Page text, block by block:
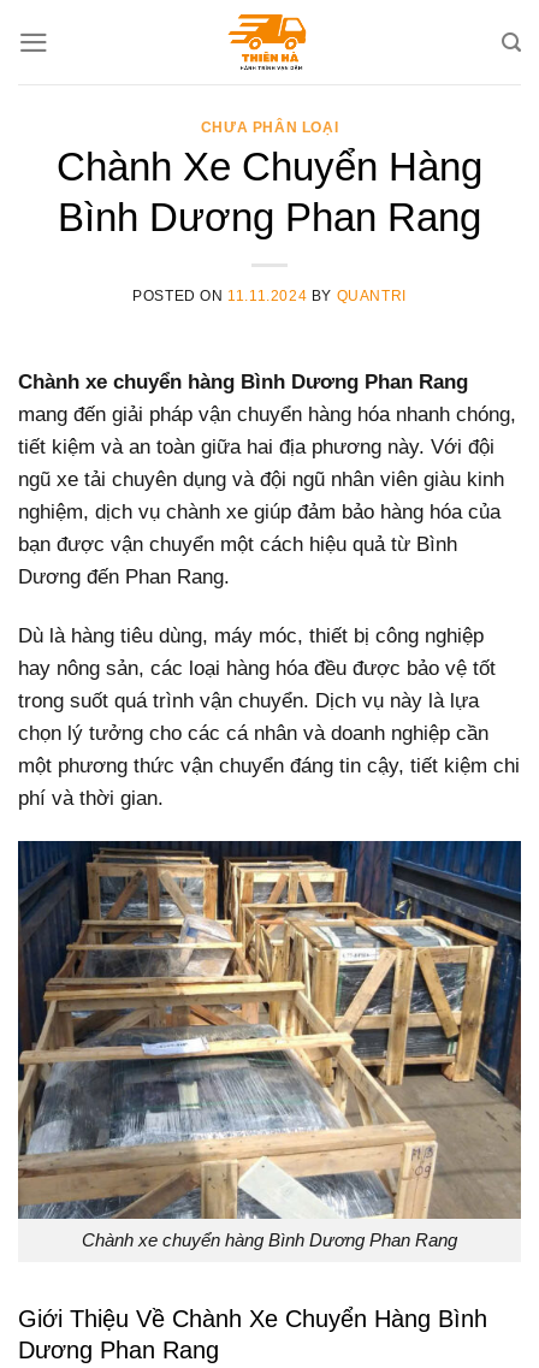
CHƯA PHÂN LOẠI
Chành Xe Chuyển Hàng
Bình Dương Phan Rang
POSTED ON 11.11.2024 BY QUANTRI
Chành xe chuyển hàng Bình Dương Phan Rang
mang đến giải pháp vận chuyển hàng hóa nhanh chóng,
tiết kiệm và an toàn giữa hai địa phương này. Với đội
ngũ xe tải chuyên dụng và đội ngũ nhân viên giàu kinh
nghiệm, dịch vụ chành xe giúp đảm bảo hàng hóa của
bạn được vận chuyển một cách hiệu quả từ Bình
Dương đến Phan Rang.
Dù là hàng tiêu dùng, máy móc, thiết bị công nghiệp
hay nông sản, các loại hàng hóa đều được bảo vệ tốt
trong suốt quá trình vận chuyển. Dịch vụ này là lựa
chọn lý tưởng cho các cá nhân và doanh nghiệp cần
một phương thức vận chuyển đáng tin cậy, tiết kiệm chi
phí và thời gian.
Chành xe chuyển hàng Bình Dương Phan Rang
Giới Thiệu Về Chành Xe Chuyển Hàng Bình
Dương Phan Rang